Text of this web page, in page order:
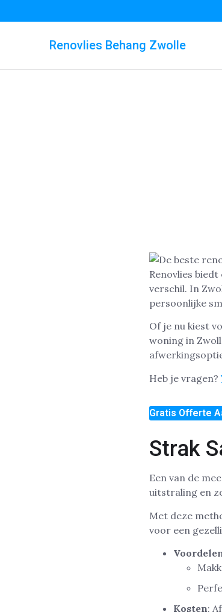
Renovlies Behang Zwolle
Renovlies
verschil. In
persoonlijke
Of je nu kiest
woning in
Heb je vragen?
Gratis Offerte
Strak
Een van de
uitstraling en
Met deze
voor een
Kosten: